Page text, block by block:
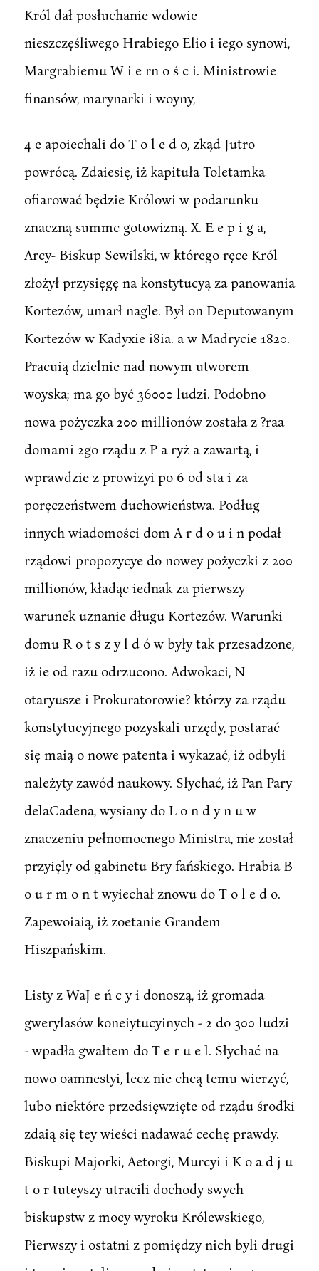
Król dał posłuchanie wdowie
nieszczęśliwego Hrabiego Elio i iego synowi,
Margrabiemu W i e rn o ś c i. Ministrowie
finansów, marynarki i woyny,
4 e apoiechali do T o l e d o, zkąd Jutro
powrócą. Zdaiesię, iż kapituła Toletamka
ofiarować będzie Królowi w podarunku
znaczną summc gotowizną. X. E e p i g a,
Arcy- Biskup Sewilski, w którego ręce Król
złożył przysięgę na konstytucyą za panowania
Kortezów, umarł nagle. Był on Deputowanym
Kortezów w Kadyxie i8ia. a w Madrycie 1820.
Pracuią dzielnie nad nowym utworem
woyska; ma go być 36000 ludzi. Podobno
nowa pożyczka 200 millionów została z ?raa
domami 2go rządu z P a ryż a zawartą, i
wprawdzie z prowizyi po 6 od sta i za
poręczeństwem duchowieństwa. Podług
innych wiadomości dom A r d o u i n podał
rządowi propozycye do nowey pożyczki z 200
millionów, kładąc iednak za pierwszy
warunek uznanie długu Kortezów. Warunki
domu R o t s z y l d ó w były tak przesadzone,
iż ie od razu odrzucono. Adwokaci, N
otaryusze i Prokuratorowie? którzy za rządu
konstytucyjnego pozyskali urzędy, postarać
się maią o nowe patenta i wykazać, iż odbyli
należyty zawód naukowy. Słychać, iż Pan Pary
delaCadena, wysiany do L o n d y n u w
znaczeniu pełnomocnego Ministra, nie został
przyięly od gabinetu Bry fańskiego. Hrabia B
o u r m o n t wyiechał znowu do T o l e d o.
Zapewoiaią, iż zoetanie Grandem
Hiszpańskim.
Listy z WaJ e ń c y i donoszą, iż gromada
gwerylasów koneiytucyinych - 2 do 300 ludzi
- wpadła gwałtem do T e r u e l. Słychać na
nowo oamnestyi, lecz nie chcą temu wierzyć,
lubo niektóre przedsięwzięte od rządu środki
zdaią się tey wieści nadawać cechę prawdy.
Biskupi Majorki, Aetorgi, Murcyi i K o a d j u
t o r tuteyszy utracili dochody swych
biskupstw z mocy wyroku Królewskiego,
Pierwszy i ostatni z pomiędzy nich byli drugi